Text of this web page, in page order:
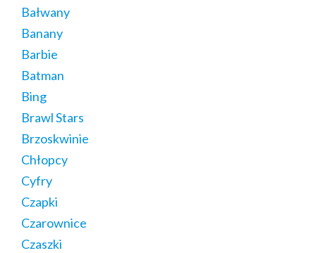
Bałwany
Banany
Barbie
Batman
Bing
Brawl Stars
Brzoskwinie
Chłopcy
Cyfry
Czapki
Czarownice
Czaszki